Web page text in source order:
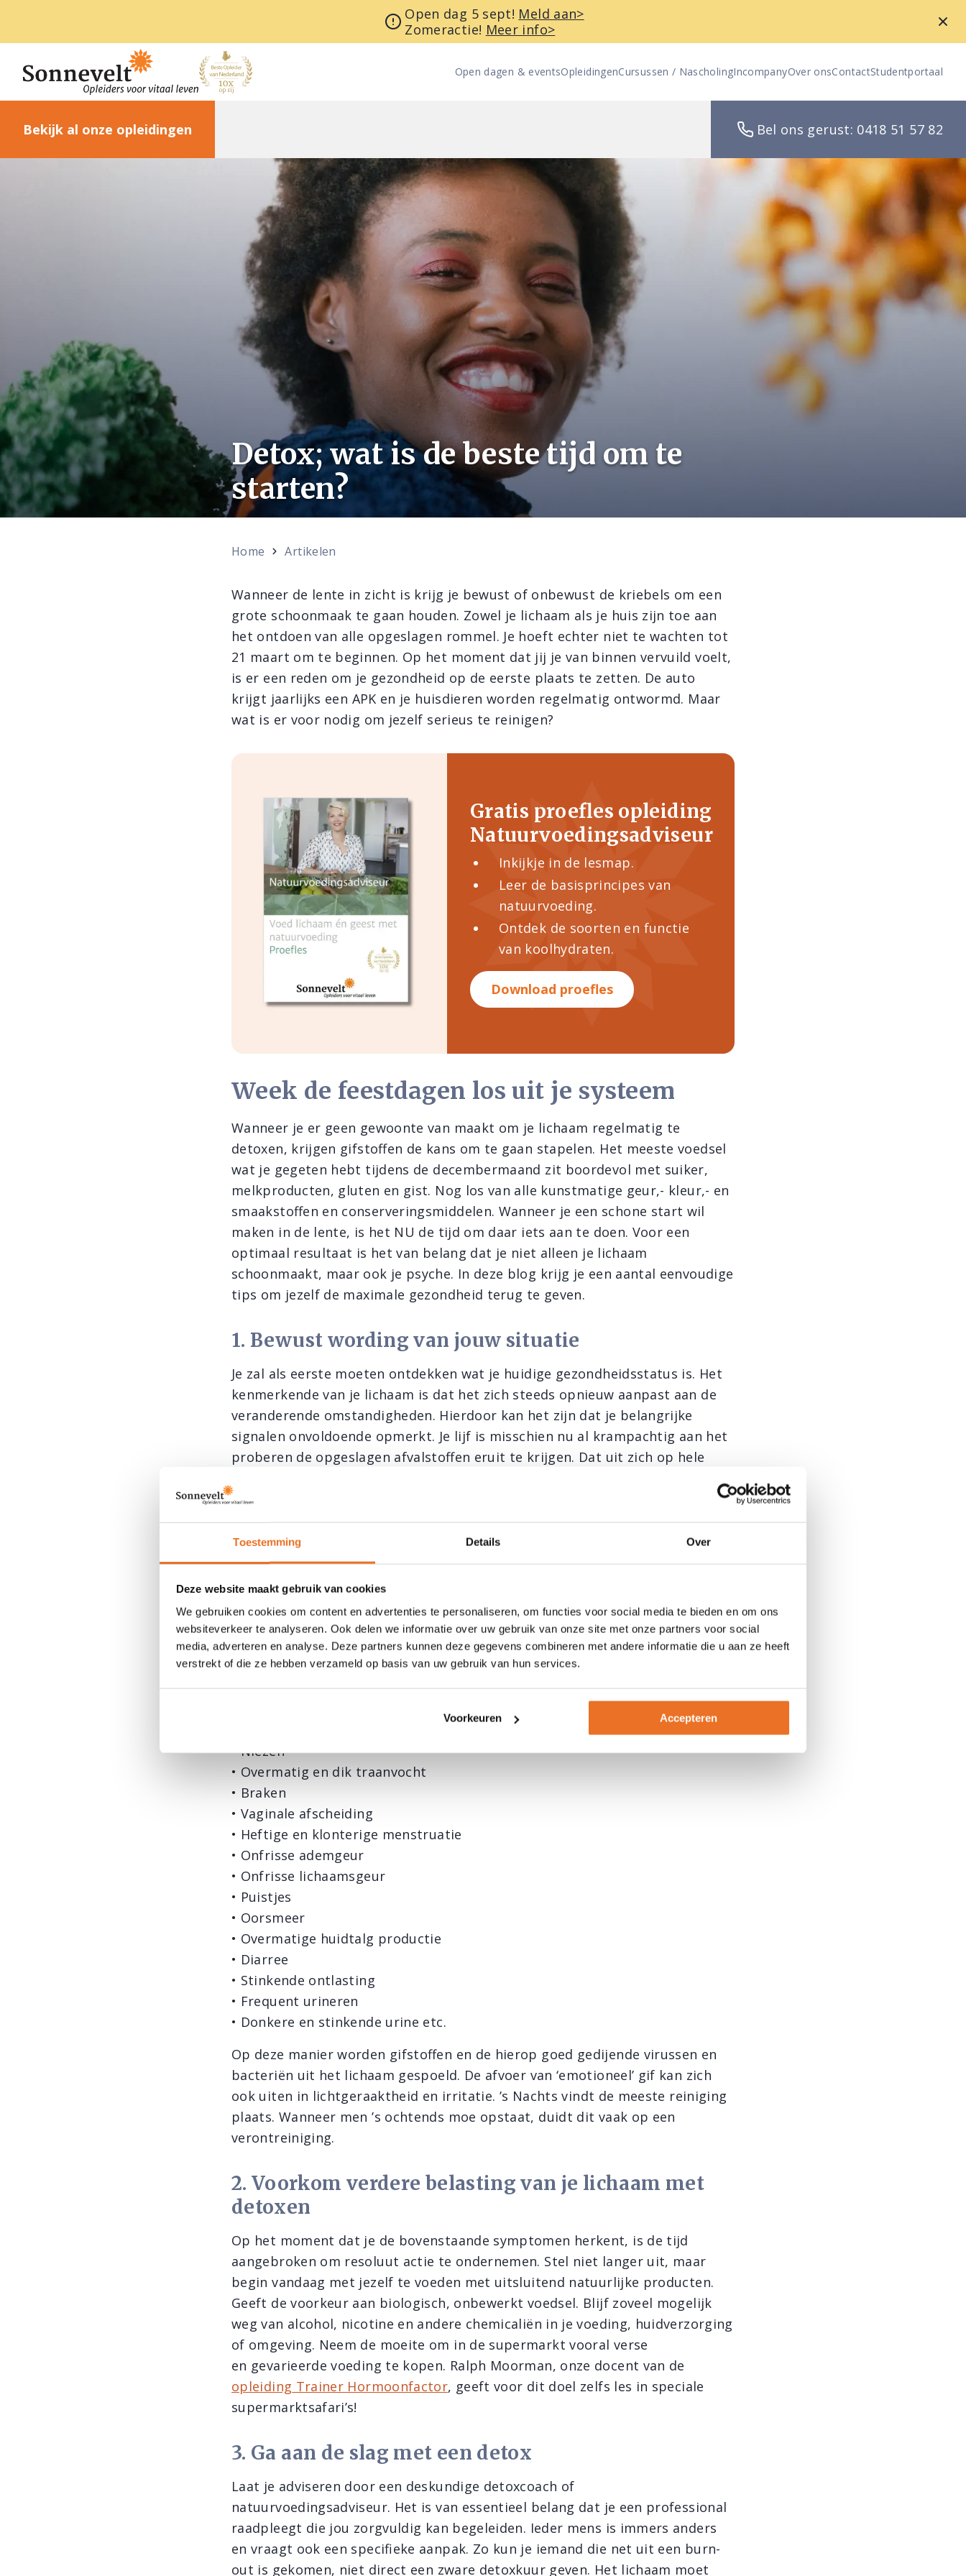
Toestemming Details Over
Deze website maakt gebruik van cookies
We gebruiken cookies om content en advertenties te personaliseren, om functies voor social media te bieden en om ons
websiteverkeer te analyseren. Ook delen we informatie over uw gebruik van onze site met onze partners voor social
media, adverteren en analyse. Deze partners kunnen deze gegevens combineren met andere informatie die u aan ze heeft
verstrekt of die ze hebben verzameld op basis van uw gebruik van hun services.
Voorkeuren Accepteren
Open dag 5 sept! Meld aan>
Zomeractie! Meer info>
Open dagen & eventsOpleidingenCursussen / NascholingIncompanyOver onsContactStudentportaal
Bekijk al onze opleidingen Bel ons gerust: 0418 51 57 82
Detox; wat is de beste tijd om te
starten?
Home Artikelen
Wanneer de lente in zicht is krijg je bewust of onbewust de kriebels om een
grote schoonmaak te gaan houden. Zowel je lichaam als je huis zijn toe aan
het ontdoen van alle opgeslagen rommel. Je hoeft echter niet te wachten tot
21 maart om te beginnen. Op het moment dat jij je van binnen vervuild voelt,
is er een reden om je gezondheid op de eerste plaats te zetten. De auto
krijgt jaarlijks een APK en je huisdieren worden regelmatig ontwormd. Maar
wat is er voor nodig om jezelf serieus te reinigen?
Gratis proefles opleiding
Natuurvoedingsadviseur
Inkijkje in de lesmap.
Leer de basisprincipes van
natuurvoeding.
Ontdek de soorten en functie
van koolhydraten.
Download proefles
Week de feestdagen los uit je systeem
Wanneer je er geen gewoonte van maakt om je lichaam regelmatig te
detoxen, krijgen gifstoffen de kans om te gaan stapelen. Het meeste voedsel
wat je gegeten hebt tijdens de decembermaand zit boordevol met suiker,
melkproducten, gluten en gist. Nog los van alle kunstmatige geur,- kleur,- en
smaakstoffen en conserveringsmiddelen. Wanneer je een schone start wil
maken in de lente, is het NU de tijd om daar iets aan te doen. Voor een
optimaal resultaat is het van belang dat je niet alleen je lichaam
schoonmaakt, maar ook je psyche. In deze blog krijg je een aantal eenvoudige
tips om jezelf de maximale gezondheid terug te geven.
1. Bewust wording van jouw situatie
Je zal als eerste moeten ontdekken wat je huidige gezondheidsstatus is. Het
kenmerkende van je lichaam is dat het zich steeds opnieuw aanpast aan de
veranderende omstandigheden. Hierdoor kan het zijn dat je belangrijke
signalen onvoldoende opmerkt. Je lijf is misschien nu al krampachtig aan het
proberen de opgeslagen afvalstoffen eruit te krijgen. Dat uit zich op hele
Het teveel aan gifstoffen wordt op een natuurlijke manier uitgescheiden door
(koolzuur) en de baarmoeder (menstruatie). Zijn deze organen overbelast,
speeksel, roos en witte vloed.
Symptomen van deze reiniging kunnen zijn:
• Gebrek aan eetlust
• Vermoeidheid
• Overmatig transpireren
• Slijmafscheiding uit de neus, mond en keel
• Niezen
• Overmatig en dik traanvocht
• Braken
• Vaginale afscheiding
• Heftige en klonterige menstruatie
• Onfrisse ademgeur
• Onfrisse lichaamsgeur
• Puistjes
• Oorsmeer
• Overmatige huidtalg productie
• Diarree
• Stinkende ontlasting
• Frequent urineren
• Donkere en stinkende urine etc.
Op deze manier worden gifstoffen en de hierop goed gedijende virussen en
bacteriën uit het lichaam gespoeld. De afvoer van ‘emotioneel’ gif kan zich
ook uiten in lichtgeraaktheid en irritatie. ’s Nachts vindt de meeste reiniging
plaats. Wanneer men ’s ochtends moe opstaat, duidt dit vaak op een
verontreiniging.
2. Voorkom verdere belasting van je lichaam met
detoxen
Op het moment dat je de bovenstaande symptomen herkent, is de tijd
aangebroken om resoluut actie te ondernemen. Stel niet langer uit, maar
begin vandaag met jezelf te voeden met uitsluitend natuurlijke producten.
Geeft de voorkeur aan biologisch, onbewerkt voedsel. Blijf zoveel mogelijk
weg van alcohol, nicotine en andere chemicaliën in je voeding, huidverzorging
of omgeving. Neem de moeite om in de supermarkt vooral verse
en gevarieerde voeding te kopen. Ralph Moorman, onze docent van de
opleiding Trainer Hormoonfactor, geeft voor dit doel zelfs les in speciale
supermarktsafari’s!
3. Ga aan de slag met een detox
Laat je adviseren door een deskundige detoxcoach of
natuurvoedingsadviseur. Het is van essentieel belang dat je een professional
raadpleegt die jou zorgvuldig kan begeleiden. Ieder mens is immers anders
en vraagt ook een specifieke aanpak. Zo kun je iemand die net uit een burn-
out is gekomen, niet direct een zware detoxkuur geven. Het lichaam moet